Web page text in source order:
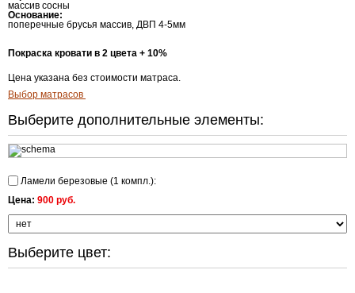
массив сосны
Основание:
поперечные брусья массив, ДВП 4-5мм
Покраска кровати в 2 цвета + 10%
Цена указана без стоимости матраса.
Выбор матрасов
Выберите дополнительные элементы:
Ламели березовые (1 компл.):
Цена: 900 руб.
Выберите цвет: